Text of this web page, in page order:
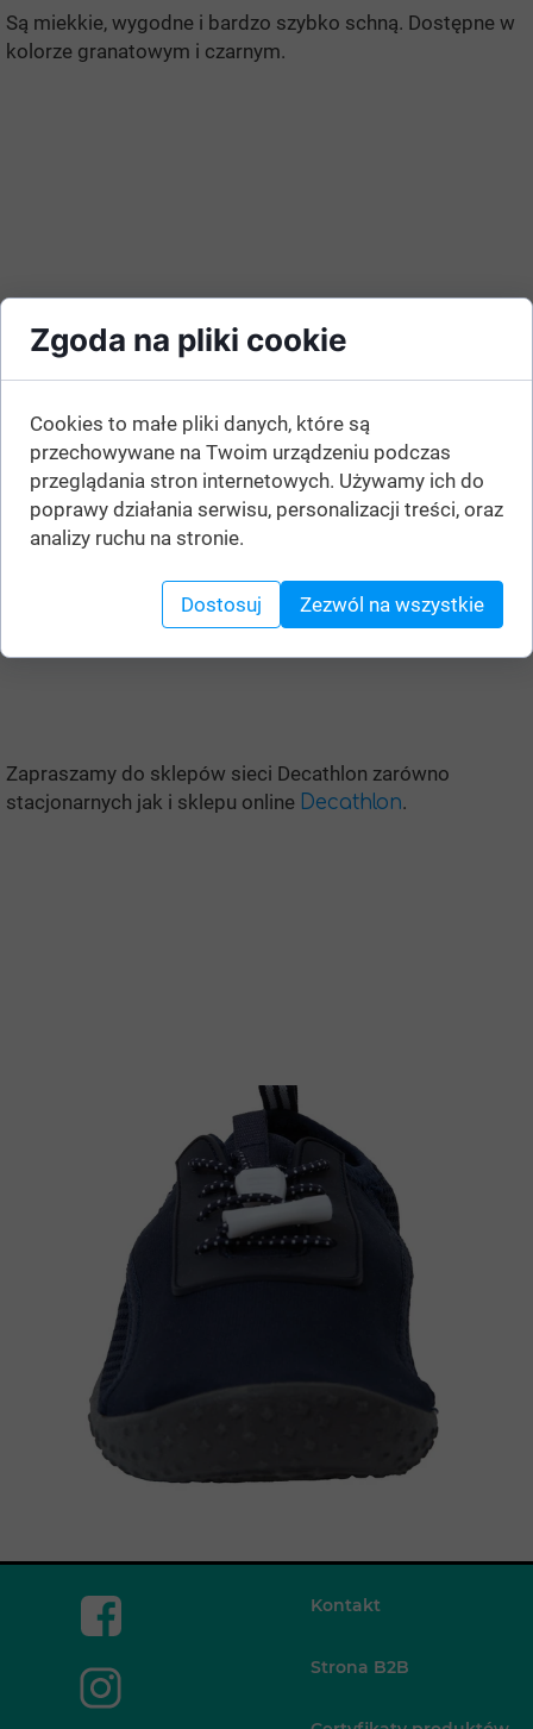
Są miekkie, wygodne i bardzo szybko schną. Dostępne w
kolorze granatowym i czarnym.
Zapraszamy do sklepów sieci Decathlon zarówno
stacjonarnych jak i sklepu online Decathlon.
Kontakt
Strona B2B
Zgoda na pliki cookie
Cookies to małe pliki danych, które są
przechowywane na Twoim urządzeniu podczas
przeglądania stron internetowych. Używamy ich do
poprawy działania serwisu, personalizacji treści, oraz
analizy ruchu na stronie.
Dostosuj Zezwól na wszystkie